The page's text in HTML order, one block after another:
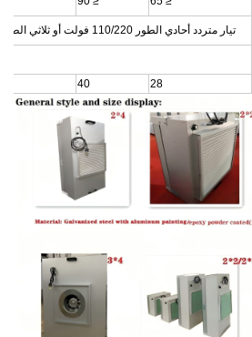
تيار متردد أحادي الطور 110/220 فولت أو ثلاثي الطور 220/380 فولت 50/60 هرتز أو تيار مستمر 220 فولت
28
40